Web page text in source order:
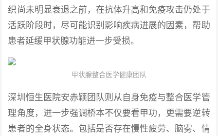
织尚未明显衰退之前，在抗体升高和免疫攻击仍处于
活跃阶段时，尽可能识别影响疾病进展的因素，帮助
患者延缓甲状腺功能进一步受损。
甲状腺整合医学健康团队
深圳恒生医院安赤颖团队则从自身免疫与整合医学管
理角度，进一步强调桥本不仅要看甲功，更需要逆转
患者的全身状态。包括是否存在慢性疲劳、脑雾、情